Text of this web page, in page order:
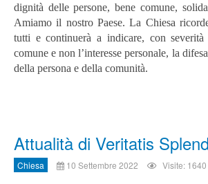
dignità delle persone, bene comune,
Amiamo il nostro Paese. La Chiesa
tutti e continuerà a indicare, con
comune e non l’interesse personale, la
della persona e della comunità.
Attualità di Veritatis
Chiesa 10 Settembre 2022 Visite: 1640